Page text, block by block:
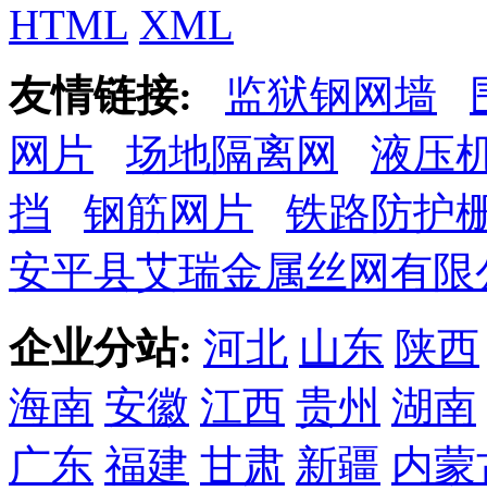
HTML XML
友情链接:
监狱钢网墙
网片
场地隔离网
液压
挡
钢筋网片
铁路防护
安平县艾瑞金属丝网有限
企业分站: 河北 山东 陕西
海南 安徽 江西 贵州 湖南
广东 福建 甘肃 新疆 内蒙